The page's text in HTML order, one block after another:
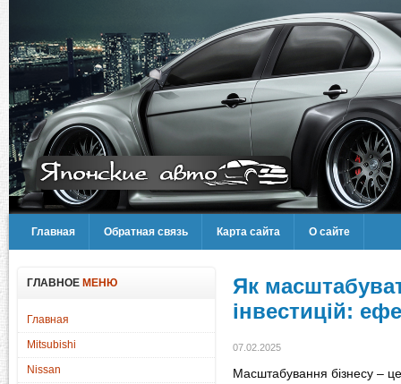
Главная Обратная связь Карта сайта О сайте
ГЛАВНОЕ МЕНЮ
Главная
Mitsubishi
Nissan
Як
інвестицій:
07.02.2025
Масштабування бізнесу – це